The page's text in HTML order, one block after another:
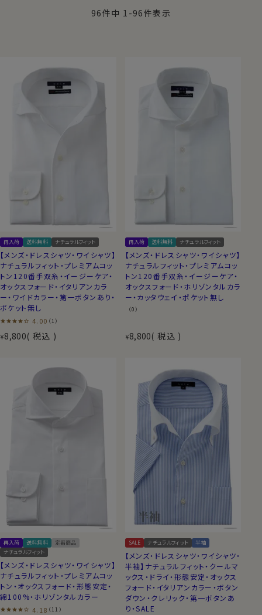
クスフォードや形態安定を施したシャツもご用
人の男に着てほしいシャツです。
96件中 1 -96件表示
再入荷 送料無料 ナチュラルフィット
【メンズ・ドレスシャツ・ワイシャツ】
ナチュラルフィット・プレミアムコッ
トン120番手双糸・イージーケア・
オックスフォード・イタリアンカラ
ー・ワイドカラー・第一ボタンあり・
ポケット無し
4.00 （1）
¥8,800 税込
再入荷 送料無料 ナチュラルフィット
【メンズ・ドレスシャツ・ワイシャツ】
ナチュラルフィット・プレミアムコッ
トン120番手双糸・イージーケア・
オックスフォード・ホリゾンタルカラ
ー・カッタウェイ・ポケット無し
（0）
¥8,800 税込
再入荷 送料無料
定番商品
ナチュラルフィット
【メンズ・ドレスシャツ・ワイシャツ】
ナチュラルフィット・プレミアムコッ
トン・オックスフォード・形態安定・
綿100%・ホリゾンタルカラー
4.18 （11）
SALE ナチュラルフィット 半袖
【メンズ・ドレスシャツ・ワイシャツ・
半袖】ナチュラルフィット・クールマ
ックス・ドライ・形態安定・オックス
フォード・イタリアンカラー・ボタン
ダウン・クレリック・第一ボタンあ
り・SALE